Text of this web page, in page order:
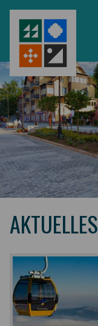
AKTUELLES